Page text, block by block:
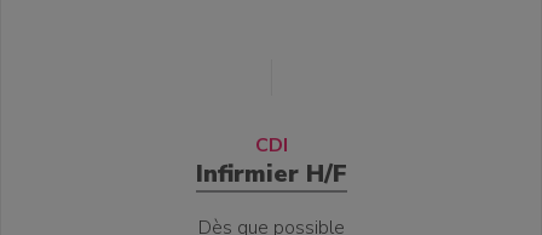
CDI
Infirmier H/F
Dès que possible